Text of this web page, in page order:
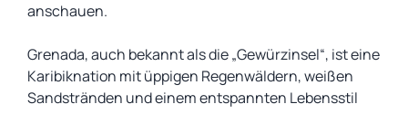
anschauen.
Grenada, auch bekannt als die „Gewürzinsel“, ist eine
Karibiknation mit üppigen Regenwäldern, weißen
Sandstränden und einem entspannten Lebensstil